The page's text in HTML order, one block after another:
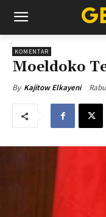
KOMENTAR
Moeldoko
By Kajitow Elkayeni